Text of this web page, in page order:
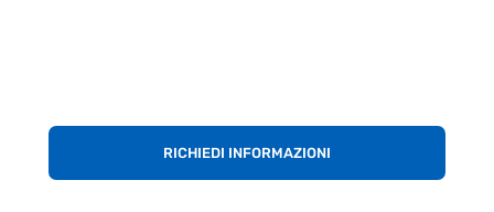
RICHIEDI INFORMAZIONI